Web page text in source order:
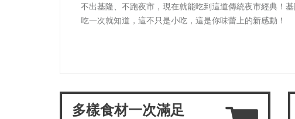
不出基隆、不跑夜市，現在就能吃到這道傳統夜市經典！
吃一次就知道，這不只是小吃，這是你味蕾上的新感動！
多樣食材一次滿足